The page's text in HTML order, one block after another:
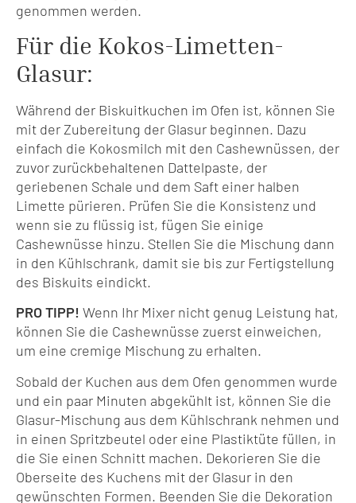
genommen werden.
Für die Kokos-Limetten-
Glasur:
Während der Biskuitkuchen im Ofen ist, können Sie
mit der Zubereitung der Glasur beginnen. Dazu
einfach die Kokosmilch mit den Cashewnüssen, der
zuvor zurückbehaltenen Dattelpaste, der
geriebenen Schale und dem Saft einer halben
Limette pürieren. Prüfen Sie die Konsistenz und
wenn sie zu flüssig ist, fügen Sie einige
Cashewnüsse hinzu. Stellen Sie die Mischung dann
in den Kühlschrank, damit sie bis zur Fertigstellung
des Biskuits eindickt.
PRO TIPP! Wenn Ihr Mixer nicht genug Leistung hat,
können Sie die Cashewnüsse zuerst einweichen,
um eine cremige Mischung zu erhalten.
Sobald der Kuchen aus dem Ofen genommen wurde
und ein paar Minuten abgekühlt ist, können Sie die
Glasur-Mischung aus dem Kühlschrank nehmen und
in einen Spritzbeutel oder eine Plastiktüte füllen, in
die Sie einen Schnitt machen. Dekorieren Sie die
Oberseite des Kuchens mit der Glasur in den
gewünschten Formen. Beenden Sie die Dekoration